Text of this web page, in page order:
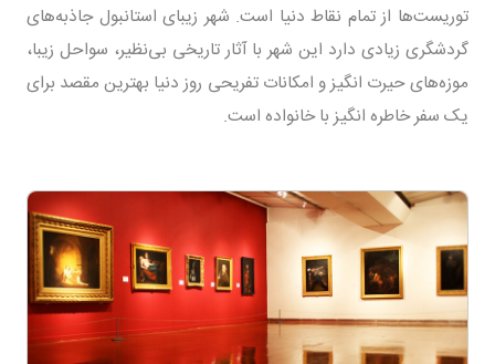
توریست‌ها از تمام نقاط دنیا است. شهر زیبای استانبول جاذبه‌های
گردشگری زیادی دارد این شهر با آثار تاریخی بی‌نظیر، سواحل زیبا،
موزه‌های حیرت انگیز و امکانات تفریحی روز دنیا بهترین مقصد برای
یک سفر خاطره انگیز با خانواده است.